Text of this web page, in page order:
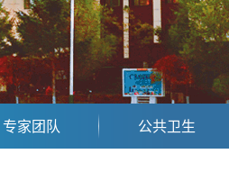
专家团队 公共卫生